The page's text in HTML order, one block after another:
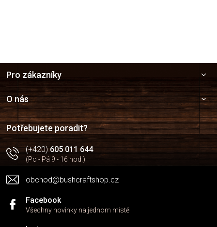
a
t
í
Pro zákazníky
O nás
Potřebujete poradit?
(+420)605 011 644
(Po - Pá 9 - 16 hod.)
obchod@bushcraftshop.cz
Facebook
Všechny novinky na jednom místě